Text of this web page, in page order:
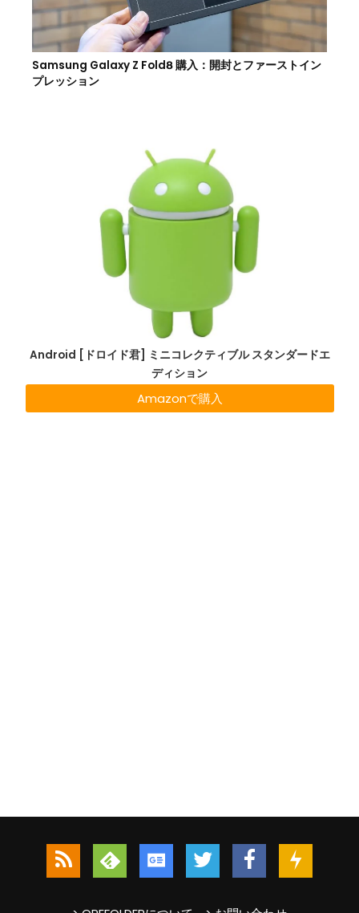
Samsung Galaxy Z Fold8 購入：開封とファーストイン
プレッション
Android [ドロイド君] ミニコレクティブル スタンダードエ
ディション
Amazonで購入